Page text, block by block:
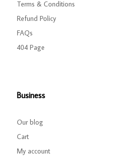
Terms & Conditions
Refund Policy
FAQs
404 Page
Business
Our blog
Cart
My account